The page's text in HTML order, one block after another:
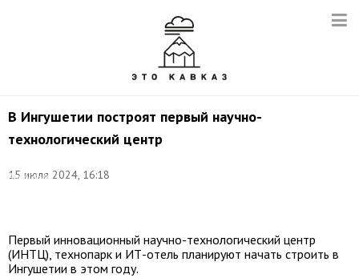
В Ингушетии построят первый научно-
технологический центр
15 июля 2024, 16:18
Александр
Первый инновационный научно-технологический центр
(ИНТЦ), технопарк и ИТ-отель планируют начать строить в
Ингушетии в этом году.